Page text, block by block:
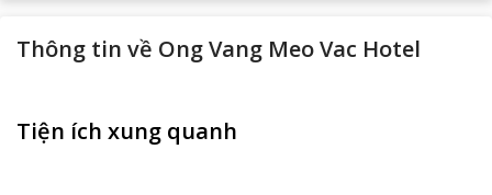
Thông tin về Ong Vang Meo Vac Hotel
Tiện ích xung quanh